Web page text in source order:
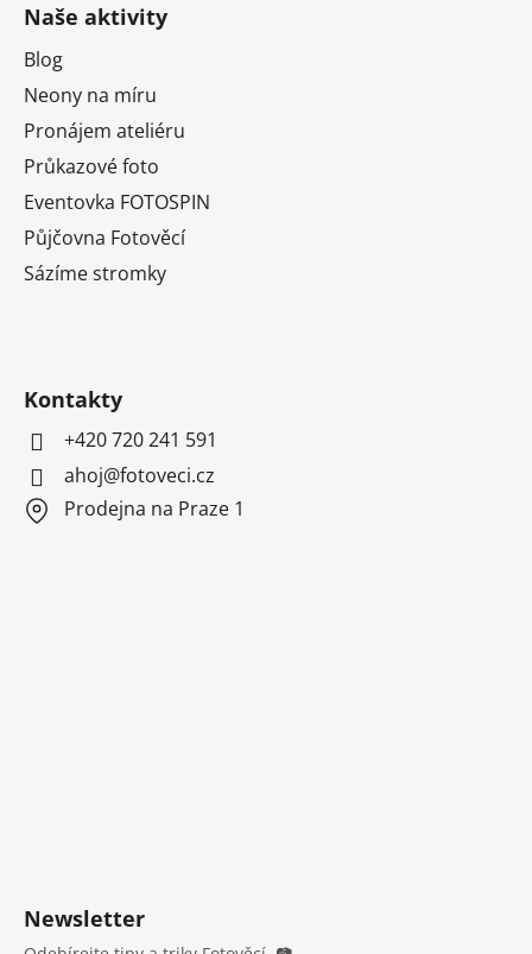
Naše aktivity
Blog
Neony na míru
Pronájem ateliéru
Průkazové foto
Eventovka FOTOSPIN
Půjčovna Fotověcí
Sázíme stromky
Kontakty
+420 720 241 591
ahoj@fotoveci.cz
Prodejna na Praze 1
Newsletter